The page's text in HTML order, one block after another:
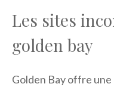
Les sites
golden bay
Golden Bay offre